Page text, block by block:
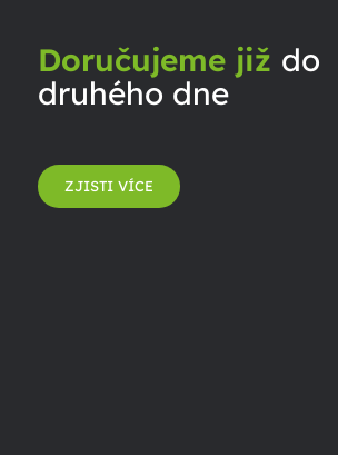
Doručujeme již do
druhého dne
ZJISTI VÍCE